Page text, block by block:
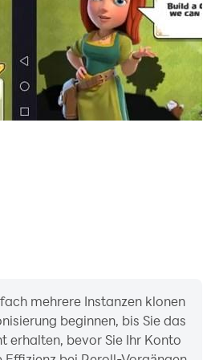
können Sie nach Kochrezepten
entsprechen und auf den
in Ihrem Kühlschrank haben.
Auswahl passender Rezepte
Multikocher zubereiten
und ihre jeweilige Garzeit.
Ihnen außerdem die
mehrere Instanzen klonen
beginnen, bis Sie das
erhalten, bevor Sie Ihr Konto